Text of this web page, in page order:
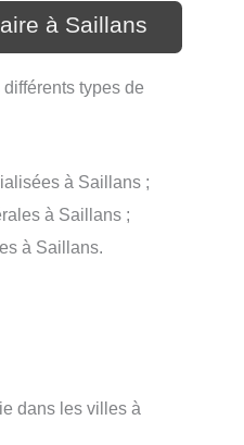
à Saillans
types de
à Saillans ;
à Saillans ;
à Saillans.
dans les villes à